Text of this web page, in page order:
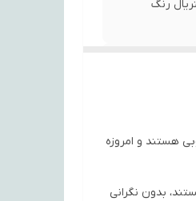
و شو بدون تغییر رنگ 4. بهترین متریال رنگ
هستند و امروزه
بدون نگرانی